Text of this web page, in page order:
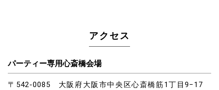
アクセス
パーティー専用心斎橋会場
〒542-0085 大阪府大阪市中央区心斎橋筋1丁目9−17